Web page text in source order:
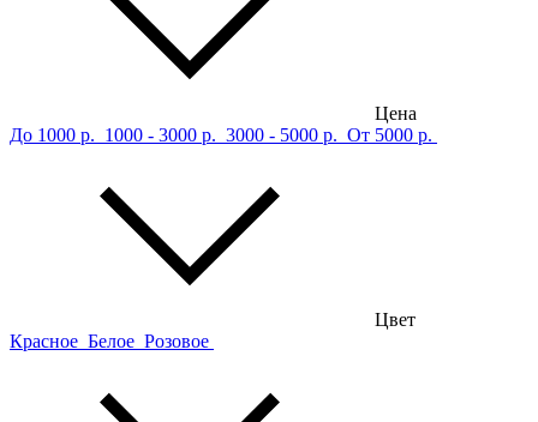
Цена
До 1000 р. 1000 - 3000 р. 3000 - 5000 р. От 5000 р.
Цвет
Красное Белое Розовое